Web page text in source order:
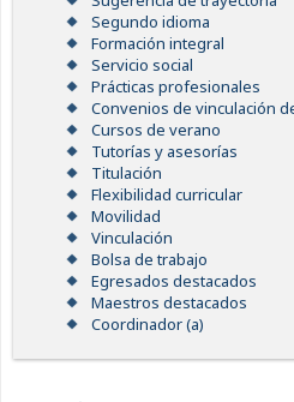
Segundo idioma
Formación integral
Servicio social
Prácticas profesionales
Convenios de vinculación
Cursos de verano
Tutorías y asesorías
Titulación
Flexibilidad curricular
Movilidad
Vinculación
Bolsa de trabajo
Egresados destacados
Maestros destacados
Coordinador (a)